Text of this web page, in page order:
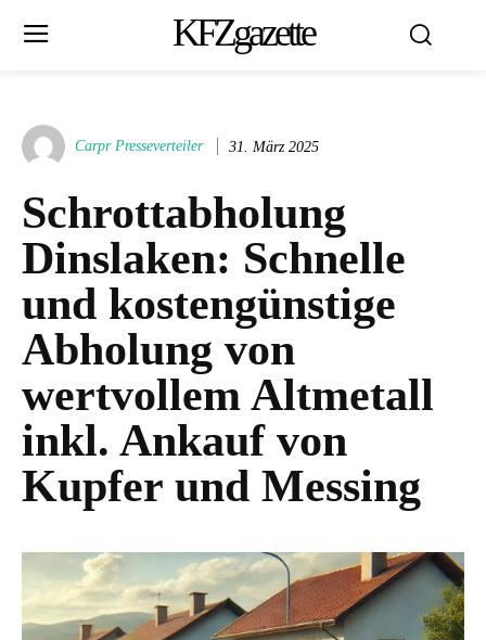
KFZgazette
Carpr Presseverteiler 31. März 2025
Schrottabholung
Dinslaken: Schnelle
und kostengünstige
Abholung von
wertvollem Altmetall
inkl. Ankauf von
Kupfer und Messing